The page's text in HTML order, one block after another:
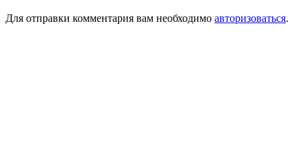
Для отправки комментария вам необходимо авторизоваться.